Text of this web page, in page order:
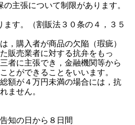
主張について制限があります。
す。（割販法３０条の４，３５
，購入者が商品の欠陥（瑕疵）
販売業者に対する抗弁をもっ
者に主張でき，金融機関等から
とができることをいいます。
額が４万円未満の場合には，抗
ません。
知の日から８日間